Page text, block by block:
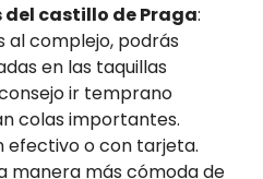
castillo de Praga:
al complejo, podrás
en las taquillas
ir temprano
colas importantes.
efectivo o con tarjeta.
manera más cómoda de